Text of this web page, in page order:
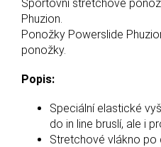
Sportovní stretchové
Phuzion.
Ponožky Powerslide
ponožky.
Popis:
Speciální elastické
do in line bruslí, ale i
Stretchové vlákno